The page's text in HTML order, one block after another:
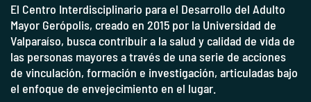
El Centro Interdisciplinario para el Desarrollo del Adulto
Mayor Gerópolis, creado en 2015 por la Universidad de
Valparaíso, busca contribuir a la salud y calidad de vida de
las personas mayores a través de una serie de acciones
de vinculación, formación e investigación, articuladas bajo
el enfoque de envejecimiento en el lugar.